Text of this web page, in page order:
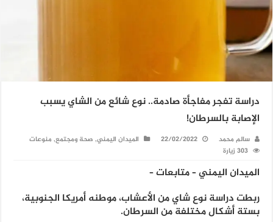
دراسة تفجر مفاجأة صادمة.. نوع شائع من الشاي يسبب
الإصابة بالسرطان!
سالم محمد 22/02/2022 الميدان اليمني, صحة ومجتمع, منوعات
303 زيارة
الميدان اليمني – متابعات –
ربطت دراسة نوع شاي من الأعشاب، موطنه أمريكا الجنوبية،
بستة أشكال مختلفة من السرطان.